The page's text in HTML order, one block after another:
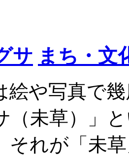
サ まち・文
や写真で
（未草）」
それが「未